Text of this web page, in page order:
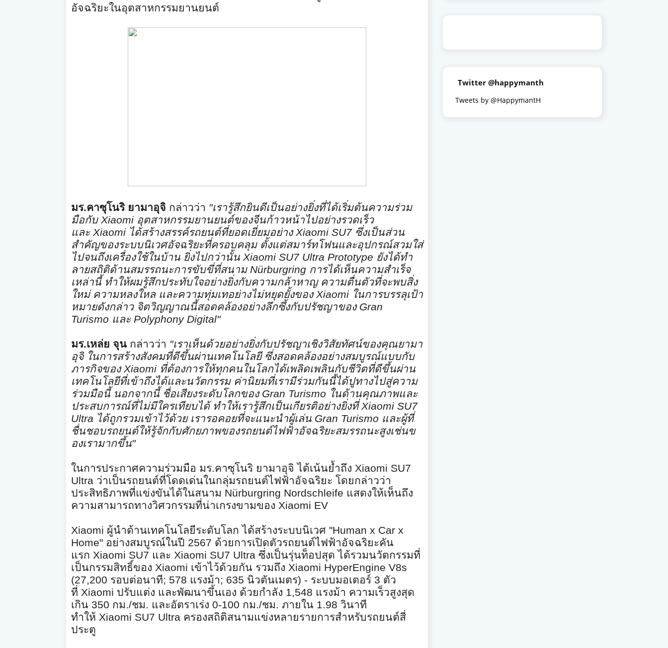
อัจฉริยะในอุตสาหกรรมยานยนต์
มร.คาซุโนริ ยามาอุจิ กล่าวว่า "เรารู้สึกยินดีเป็นอย่างยิ่งที่ได้เริ่มต้นความร่วม
มือกับ Xiaomi อุตสาหกรรมยานยนต์ของจีนก้าวหน้าไปอย่างรวดเร็ว
และ Xiaomi ได้สร้างสรรค์รถยนต์ที่ยอดเยี่ยมอย่างXiaomi SU7 ซึ่งเป็นส่วน
สำคัญของระบบนิเวศอัจฉริยะที่ครอบคลุม ตั้งแต่สมาร์ทโฟนและอุปกรณ์สวมใส่
ไปจนถึงเครื่องใช้ในบ้าน ยิ่งไปกว่านั้น Xiaomi SU7 Ultra Prototype ยังได้ทำ
ลายสถิติด้านสมรรถนะการขับขี่ที่สนาม Nürburgring การได้เห็นความสำเร็จ
เหล่านี้ ทำให้ผมรู้สึกประทับใจอย่างยิ่งกับความกล้าหาญ ความตื่นตัวที่จะพบสิ่ง
ใหม่ ความหลงใหล และความทุ่มเทอย่างไม่หยุดยั้งของXiaomi ในการบรรลุเป้า
หมายดังกล่าว จิตวิญญาณนี้สอดคล้องอย่างลึกซึ้งกับปรัชญาของ Gran
Turismo และ Polyphony Digital"
มร.เหล่ย จุน กล่าวว่า "เราเห็นด้วยอย่างยิ่งกับปรัชญาเชิงวิสัยทัศน์ของคุณยามา
อุจิ ในการสร้างสังคมที่ดีขึ้นผ่านเทคโนโลยี ซึ่งสอดคล้องอย่างสมบูรณ์แบบกับ
ภารกิจของXiaomi ที่ต้องการให้ทุกคนในโลกได้เพลิดเพลินกับชีวิตที่ดีขึ้นผ่าน
เทคโนโลยีที่เข้าถึงได้และนวัตกรรม ค่านิยมที่เรามีร่วมกันนี้ได้ปูทางไปสู่ความ
ร่วมมือนี้ นอกจากนี้ ชื่อเสียงระดับโลกของ Gran Turismo ในด้านคุณภาพและ
ประสบการณ์ที่ไม่มีใครเทียบได้ ทำให้เรารู้สึกเป็นเกียรติอย่างยิ่งที่Xiaomi SU7
Ultra ได้ถูกรวมเข้าไว้ด้วย เรารอคอยที่จะแนะนำผู้เล่น Gran Turismo และผู้ที่
ชื่นชอบรถยนต์ให้รู้จักกับศักยภาพของรถยนต์ไฟฟ้าอัจฉริยะสมรรถนะสูงเช่นข
องเรามากขึ้น"
ในการประกาศความร่วมมือ มร.คาซุโนริ ยามาอุจิ ได้เน้นย้ำถึง Xiaomi SU7
Ultra ว่าเป็นรถยนต์ที่โดดเด่นในกลุ่มรถยนต์ไฟฟ้าอัจฉริยะ โดยกล่าวว่า
ประสิทธิภาพที่แข่งขันได้ในสนาม Nürburgring Nordschleife แสดงให้เห็นถึง
ความสามารถทางวิศวกรรมที่น่าเกรงขามของ Xiaomi EV
Xiaomi ผู้นำด้านเทคโนโลยีระดับโลก ได้สร้างระบบนิเวศ "Human x Car x
Home" อย่างสมบูรณ์ในปี 2567 ด้วยการเปิดตัวรถยนต์ไฟฟ้าอัจฉริยะคัน
แรก Xiaomi SU7 และ Xiaomi SU7 Ultra ซึ่งเป็นรุ่นท็อปสุด ได้รวมนวัตกรรมที่
เป็นกรรมสิทธิ์ของ Xiaomi เข้าไว้ด้วยกัน รวมถึง Xiaomi HyperEngine V8s
(27,200 รอบต่อนาที; 578 แรงม้า; 635 นิวตันเมตร) - ระบบมอเตอร์ 3 ตัว
ที่ Xiaomi ปรับแต่ง และพัฒนาขึ้นเอง ด้วยกำลัง 1,548 แรงม้า ความเร็วสูงสุด
เกิน 350 กม./ชม. และอัตราเร่ง 0-100 กม./ชม. ภายใน 1.98 วินาที
ทำให้ Xiaomi SU7 Ultra ครองสถิติสนามแข่งหลายรายการสำหรับรถยนต์สี่
ประตู
Twitter @happymanth
Tweets by @HappymantH